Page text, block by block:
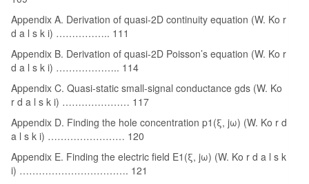
Appendix A. Derivation of quasi-2D continuity equation (W. Ko r
d a l s k i) …………….. 111
Appendix B. Derivation of quasi-2D Poisson’s equation (W. Ko r
d a l s k i) ……………….. 114
Appendix C. Quasi-static small-signal conductance gds (W. Ko
r d a l s k i) ………………… 117
Appendix D. Finding the hole concentration p1(ξ, jω) (W. Ko r d
a l s k i) …………………… 120
Appendix E. Finding the electric field E1(ξ, jω) (W. Ko r d a l s k
i) ……………………………. 121